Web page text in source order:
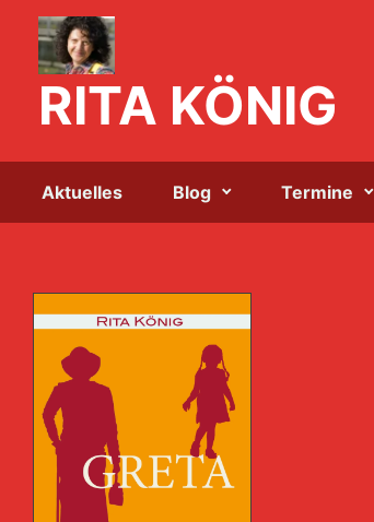
Zum Hauptinhalt springen
RITA KÖNIG
Aktuelles Blog Termine